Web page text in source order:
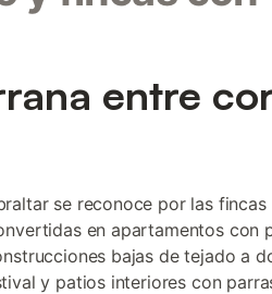
entre
se reconoce por las fincas
en apartamentos con
bajas de tejado a
y patios interiores con